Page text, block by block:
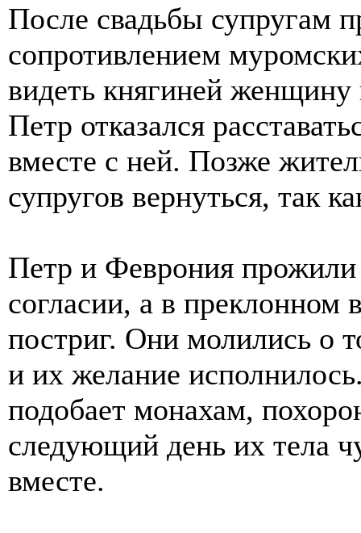
После свадьбы супругам
сопротивлением
видеть княгиней женщину
Петр отказался
вместе с ней. Позже
супругов вернуться, так
Петр и Феврония
согласии, а в преклонном
постриг. Они молились о
и их желание
подобает монахам,
следующий день их тела
вместе.